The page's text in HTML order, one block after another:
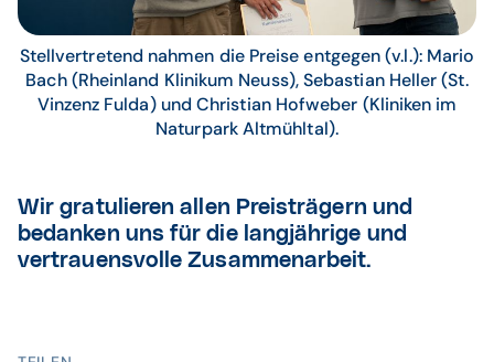
Stellvertretend nahmen die Preise entgegen (v.l.): Mario
Bach (Rheinland Klinikum Neuss), Sebastian Heller (St.
Vinzenz Fulda) und Christian Hofweber (Kliniken im
Naturpark Altmühltal).
Wir gratulieren allen Preisträgern und
bedanken uns für die langjährige und
vertrauensvolle Zusammenarbeit.